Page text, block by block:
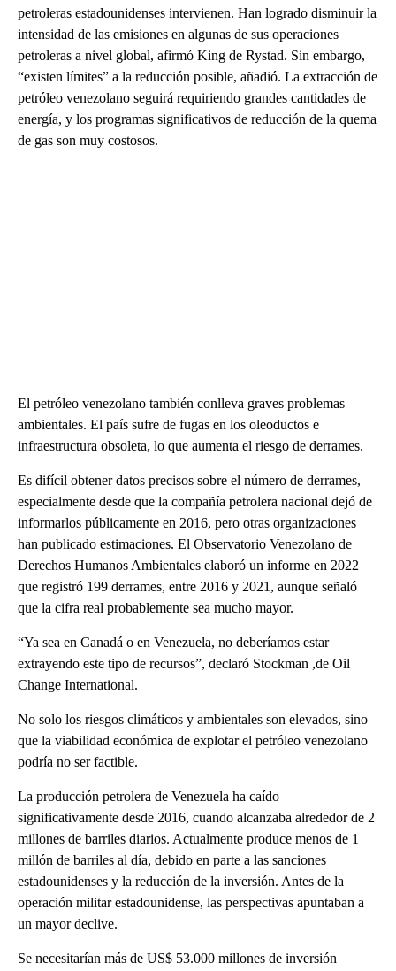
petroleras estadounidenses intervienen. Han logrado disminuir la
intensidad de las emisiones en algunas de sus operaciones
petroleras a nivel global, afirmó King de Rystad. Sin embargo,
“existen límites” a la reducción posible, añadió. La extracción de
petróleo venezolano seguirá requiriendo grandes cantidades de
energía, y los programas significativos de reducción de la quema
de gas son muy costosos.
El petróleo venezolano también conlleva graves problemas
ambientales. El país sufre de fugas en los oleoductos e
infraestructura obsoleta, lo que aumenta el riesgo de derrames.
Es difícil obtener datos precisos sobre el número de derrames,
especialmente desde que la compañía petrolera nacional dejó de
informarlos públicamente en 2016, pero otras organizaciones
han publicado estimaciones. El Observatorio Venezolano de
Derechos Humanos Ambientales elaboró ​​un informe en 2022
que registró 199 derrames, entre 2016 y 2021, aunque señaló
que la cifra real probablemente sea mucho mayor.
“Ya sea en Canadá o en Venezuela, no deberíamos estar
extrayendo este tipo de recursos”, declaró Stockman ,de Oil
Change International.
No solo los riesgos climáticos y ambientales son elevados, sino
que la viabilidad económica de explotar el petróleo venezolano
podría no ser factible.
La producción petrolera de Venezuela ha caído
significativamente desde 2016, cuando alcanzaba alrededor de 2
millones de barriles diarios. Actualmente produce menos de 1
millón de barriles al día, debido en parte a las sanciones
estadounidenses y la reducción de la inversión. Antes de la
operación militar estadounidense, las perspectivas apuntaban a
un mayor declive.
Se necesitarían más de US$ 53.000 millones de inversión